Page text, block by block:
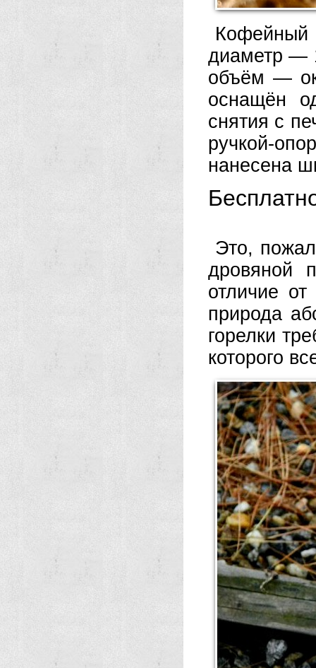
Кофейный
диаметр —
объём —
оснащён
снятия с
ручкой-
нанесена
Это,
дровяной
отличие
природа
горелки
которого